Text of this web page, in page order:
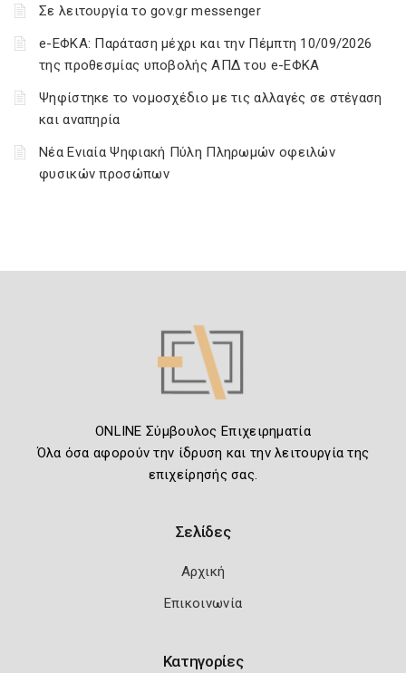
Σε λειτουργία το gov.gr messenger
e-ΕΦΚΑ: Παράταση μέχρι και την Πέμπτη 10/09/2026
της προθεσμίας υποβολής ΑΠΔ του e-ΕΦΚΑ
Ψηφίστηκε το νομοσχέδιο με τις αλλαγές σε στέγαση
και αναπηρία
Νέα Ενιαία Ψηφιακή Πύλη Πληρωμών οφειλών
φυσικών προσώπων
ONLINE Σύμβουλος Επιχειρηματία
Όλα όσα αφορούν την ίδρυση και την λειτουργία της
επιχείρησής σας.
Σελίδες
Αρχική
Επικοινωνία
Κατηγορίες